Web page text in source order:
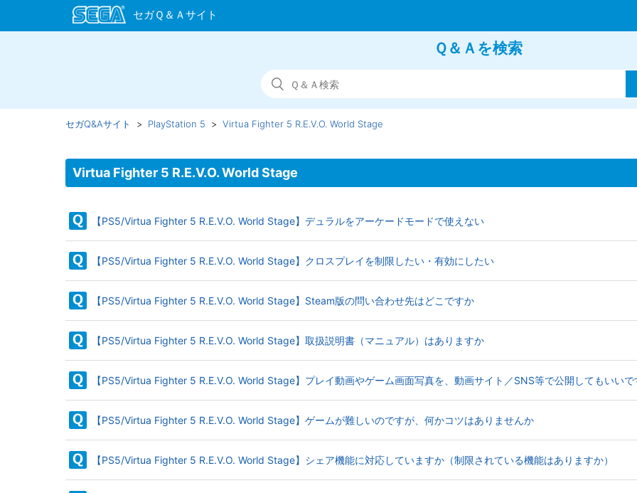
Ｑ＆Ａを検索
セガQ&Aサイト PlayStation 5 Virtua Fighter 5 R.E.V.O. World Stage
Virtua Fighter 5 R.E.V.O. World Stage
【PS5/Virtua Fighter 5 R.E.V.O. World Stage】デュラルをアーケードモードで使えない
【PS5/Virtua Fighter 5 R.E.V.O. World Stage】クロスプレイを制限したい・有効にしたい
【PS5/Virtua Fighter 5 R.E.V.O. World Stage】Steam版の問い合わせ先はどこですか
【PS5/Virtua Fighter 5 R.E.V.O. World Stage】取扱説明書（マニュアル）はありますか
【PS5/Virtua Fighter 5 R.E.V.O. World Stage】プレイ動画やゲーム画面写真を、動画サイト／SNS等で公開してもいいで
【PS5/Virtua Fighter 5 R.E.V.O. World Stage】ゲームが難しいのですが、何かコツはありませんか
【PS5/Virtua Fighter 5 R.E.V.O. World Stage】シェア機能に対応していますか（制限されている機能はありますか）